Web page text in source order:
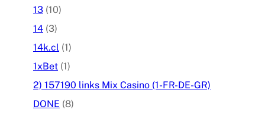
13 (10)
14 (3)
14k.cl (1)
1xBet (1)
2) 157190 links Mix Casino (1-FR-DE-GR)
DONE (8)